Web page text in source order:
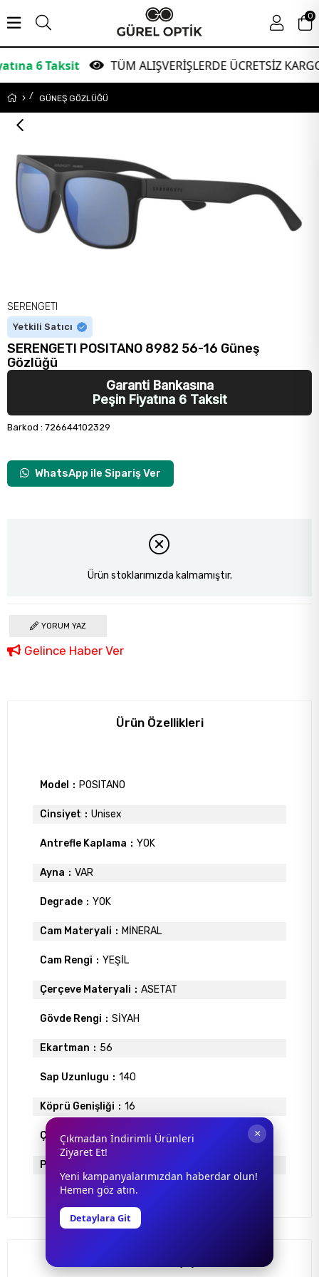
TÜM ALIŞVERİŞLERDE ÜCRETSİZ KARGO!
0
GÜNEŞ GÖZLÜĞÜ
SERENGETI
Yetkili Satıcı
SERENGETI POSITANO 8982 56-16 Güneş
Gözlüğü
Garanti Bankasına
Peşin Fiyatına 6 Taksit
Barkod : 726644102329
WhatsApp ile Sipariş Ver
Ürün stoklarımızda kalmamıştır.
YORUM YAZ
Gelince Haber Ver
Ürün Özellikleri
Model POSITANO
Cinsiyet Unisex
Antrefle Kaplama YOK
Ayna VAR
Degrade YOK
Cam Materyali MİNERAL
Cam Rengi YEŞİL
Çerçeve Materyali ASETAT
Gövde Rengi SİYAH
Ekartman 56
Sap Uzunlugu 140
Köprü Genişliği 16
Çerçeve Tipi Köşeli Çerçeve
Polarize
×
Çıkmadan İndirimli Ürünleri
Ziyaret Et!
Yeni kampanyalarımızdan haberdar olun!
Hemen göz atın.
Detaylara Git